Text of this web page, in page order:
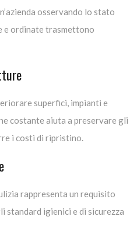
osservando lo stato
e ordinate trasmettono
superfici, impianti e
costante aiuta a preservare gli
i costi di ripristino.
rappresenta un requisito
standard igienici e di sicurezza